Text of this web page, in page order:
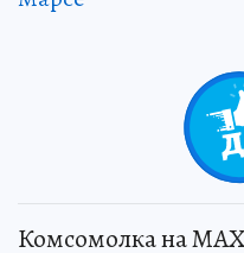
Комсомолка на